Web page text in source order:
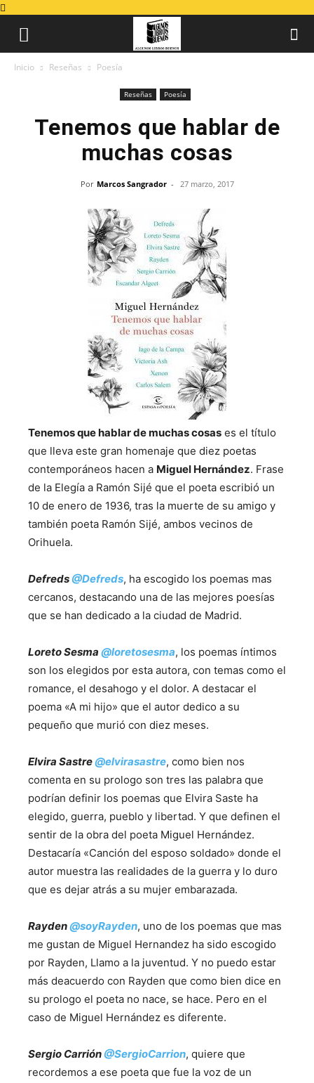
Inicio Reseñas Poesía
Reseñas Poesía
Tenemos que hablar de
muchas cosas
Por Marcos Sangrador - 27 marzo, 2017
Tenemos que hablar de muchas cosas es el título
que lleva este gran homenaje que diez poetas
contemporáneos hacen a Miguel Hernández. Frase
de la Elegía a Ramón Sijé que el poeta escribió un
10 de enero de 1936, tras la muerte de su amigo y
también poeta Ramón Sijé, ambos vecinos de
Orihuela.
Defreds@Defreds, ha escogido los poemas mas
cercanos, destacando una de las mejores poesías
que se han dedicado a la ciudad de Madrid.
Loreto Sesma @loretosesma, los poemas íntimos
son los elegidos por esta autora, con temas como el
romance, el desahogo y el dolor. A destacar el
poema «A mi hijo» que el autor dedico a su
pequeño que murió con diez meses.
Elvira Sastre@elvirasastre, como bien nos
comenta en su prologo son tres las palabra que
podrían definir los poemas que Elvira Saste ha
elegido, guerra, pueblo y libertad. Y que definen el
sentir de la obra del poeta Miguel Hernández.
Destacaría «Canción del esposo soldado» donde el
autor muestra las realidades de la guerra y lo duro
que es dejar atrás a su mujer embarazada.
Rayden@soyRayden, uno de los poemas que mas
me gustan de Miguel Hernandez ha sido escogido
por Rayden, Llamo a la juventud. Y no puedo estar
más deacuerdo con Rayden que como bien dice en
su prologo el poeta no nace, se hace. Pero en el
caso de Miguel Hernández es diferente.
Sergio Carrión@SergioCarrion, quiere que
recordemos a ese poeta que fue la voz de un